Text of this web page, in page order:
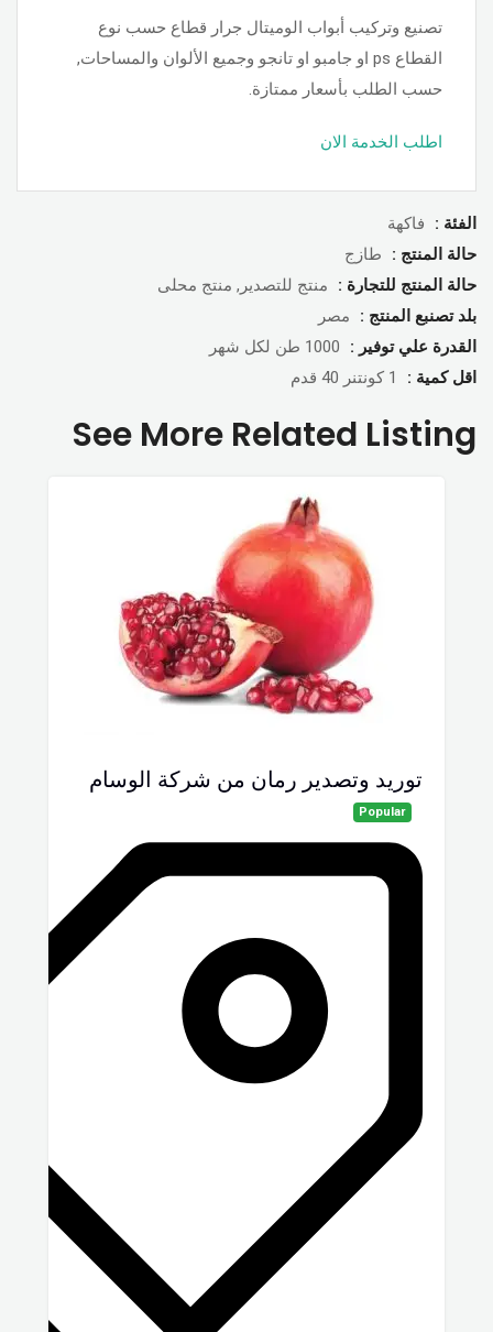
تصنيع وتركيب أبواب الوميتال جرار قطاع حسب نوع
القطاع ps او جامبو او تانجو وجميع الألوان والمساحات,
حسب الطلب بأسعار ممتازة.
اطلب الخدمة الان
الفئة :
فاكهة
حالة المنتج :
طازج
حالة المنتج للتجارة :
منتج للتصدير, منتج محلى
بلد تصنبع المنتج :
مصر
القدرة علي توفير :
1000 طن لكل شهر
اقل كمية :
1 كونتنر 40 قدم
See More Related Listing
توريد وتصدير رمان من شركة الوسام
Popular